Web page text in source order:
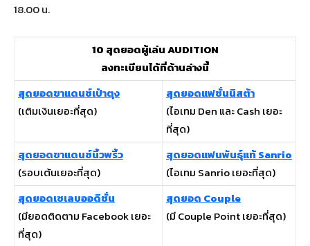
18.00 น.
10 สุดยอดผู้เล่น AUDITION
ลงทะเบียนได้ที่ด้านล่างนี้
สุดยอดขาแดนซ์เป๋าตุง
(เติมเงินเยอะที่สุด)
สุดยอดแฟชั่นนิสต้า
(ไอเทม Den และ Cash เยอะ
ที่สุด)
สุดยอดขาแดนซ์นิ้วพริ้ว
(รอบเต้นเยอะที่สุด)
สุดยอดแฟนพันธุ์แท้ Sanrio
(ไอเทม Sanrio เยอะที่สุด)
สุดยอดเซเลบออดิชั่น
(มียอดติดตาม Facebook เยอะ
ที่สุด)
สุดยอด Couple
(มี Couple Point เยอะที่สุด)